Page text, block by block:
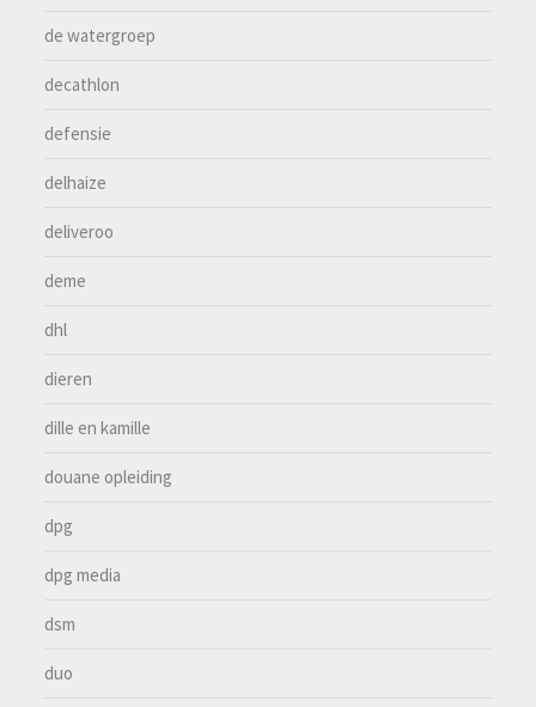
de watergroep
decathlon
defensie
delhaize
deliveroo
deme
dhl
dieren
dille en kamille
douane opleiding
dpg
dpg media
dsm
duo